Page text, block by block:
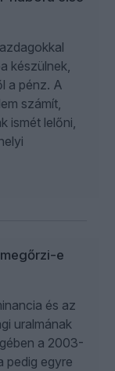
készülnek,
a pénz. A
számít,
ismét lelőni,
e
és az
uralmának
a 2003-
pedig egyre